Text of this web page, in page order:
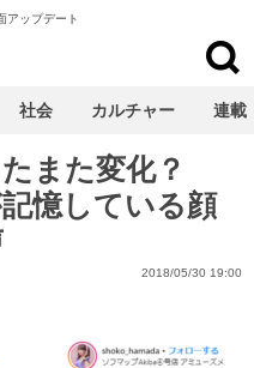
アップデート
たまた変化？
憶している顔
2018/05/30 19:00
社会 カルチャー 連載